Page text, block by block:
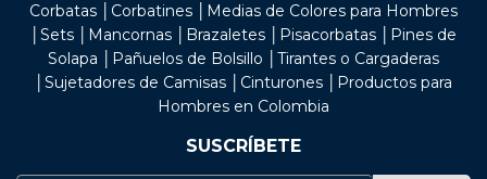
Corbatas │Corbatines │Medias de Colores para Hombres
│Sets │Mancornas │Brazaletes │Pisacorbatas │Pines de
Solapa │Pañuelos de Bolsillo │Tirantes o Cargaderas
│Sujetadores de Camisas │Cinturones │Productos para
Hombres en Colombia
SUSCRÍBETE